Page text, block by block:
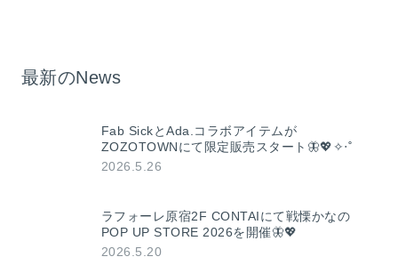
最新のNews
Fab SickとAda.コラボアイテムが
ZOZOTOWNにて限定販売スタート🦋💖✧‧˚
2026.5.26
ラフォーレ原宿2F CONTAIにて戦慄かなの
POP UP STORE 2026を開催🦋💖
2026.5.20